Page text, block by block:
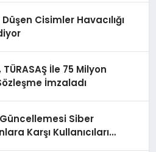
Cisimler Havacılığı
TÜRASAŞ İle 75 Milyon
İmzaladı
Güncellemesi Siber
Karşı Kullanıcıları